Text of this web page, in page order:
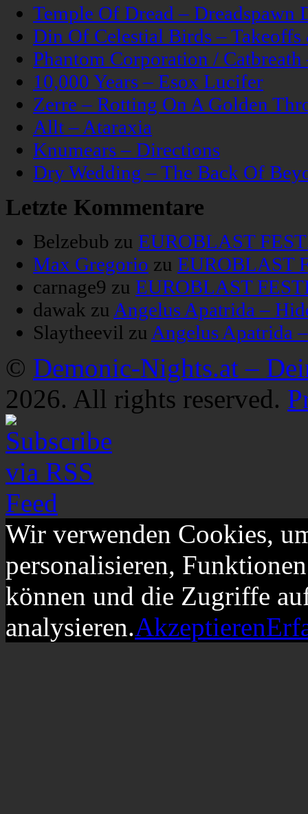
Temple Of Dread – Dreadspawn
Din Of Celestial Birds –
Phantom Corporation /
10,000 Years – Esox Lucifer
Zerre – Rotting On A Golden
Allt – Ataraxia
Knumears – Directions
Dry Wedding – The Back Of
Letzte Kommentare
Belzebub zu EUROBLAST
Max Gregorio zu EUROBLAST
carnage9 zu EUROBLAST
dawak zu Angelus Apatrida –
Slaytheevil zu Angelus Apatrida
© Demonic-Nights.at –
2026. All rights reserved.
Wir verwenden Cookies,
personalisieren,
können und die Zugriffe
analysieren.Akzeptieren